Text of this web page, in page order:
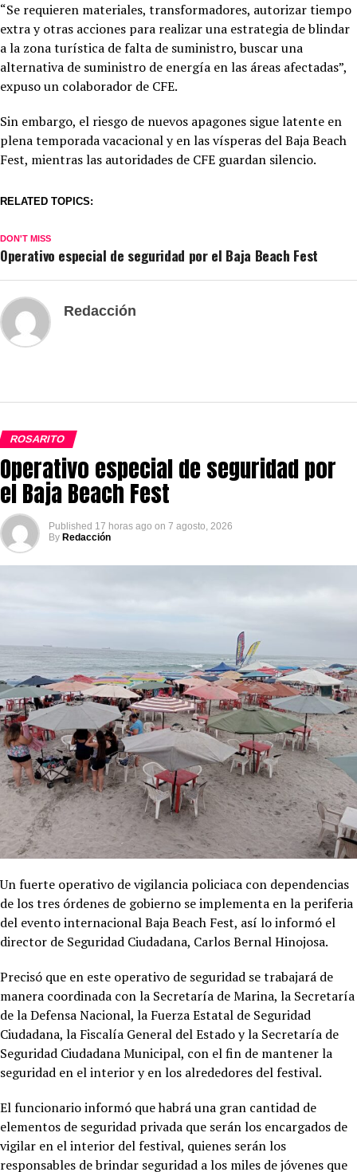
“Se requieren materiales, transformadores, autorizar tiempo
extra y otras acciones para realizar una estrategia de blindar
a la zona turística de falta de suministro, buscar una
alternativa de suministro de energía en las áreas afectadas”,
expuso un colaborador de CFE.
Sin embargo, el riesgo de nuevos apagones sigue latente en
plena temporada vacacional y en las vísperas del Baja Beach
Fest, mientras las autoridades de CFE guardan silencio.
RELATED TOPICS:
DON'T MISS
Operativo especial de seguridad por el Baja Beach Fest
Redacción
ROSARITO
Operativo especial de seguridad por
el Baja Beach Fest
Published 17 horas ago on 7 agosto, 2026
By Redacción
Un fuerte operativo de vigilancia policiaca con dependencias
de los tres órdenes de gobierno se implementa en la periferia
del evento internacional Baja Beach Fest, así lo informó el
director de Seguridad Ciudadana, Carlos Bernal Hinojosa.
Precisó que en este operativo de seguridad se trabajará de
manera coordinada con la Secretaría de Marina, la Secretaría
de la Defensa Nacional, la Fuerza Estatal de Seguridad
Ciudadana, la Fiscalía General del Estado y la Secretaría de
Seguridad Ciudadana Municipal, con el fin de mantener la
seguridad en el interior y en los alrededores del festival.
El funcionario informó que habrá una gran cantidad de
elementos de seguridad privada que serán los encargados de
vigilar en el interior del festival, quienes serán los
responsables de brindar seguridad a los miles de jóvenes que